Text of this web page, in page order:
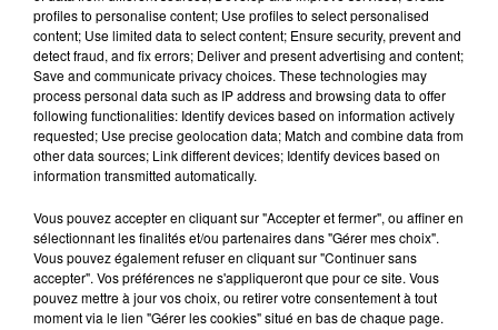
effetce vendredi 7 mai et ne sera levée qu'une
semaine plus tard, le vendredi 14 mai.
À LA UNE
profiles to personalise content; Use profiles to select personalised
content; Use limited data to select content; Ensure security, prevent and
detect fraud, and fix errors; Deliver and present advertising and content;
Save and communicate privacy choices. These technologies may
process personal data such as IP address and browsing data to offer
following functionalities: Identify devices based on information actively
requested; Use precise geolocation data; Match and combine data from
other data sources; Link different devices; Identify devices based on
information transmitted automatically.
Vous pouvez accepter en cliquant sur "Accepter et fermer", ou affiner en
sélectionnant les finalités et/ou partenaires dans "Gérer mes choix".
Vous pouvez également refuser en cliquant sur "Continuer sans
accepter". Vos préférences ne s'appliqueront que pour ce site. Vous
pouvez mettre à jour vos choix, ou retirer votre consentement à tout
moment via le lien "Gérer les cookies" situé en bas de chaque page.